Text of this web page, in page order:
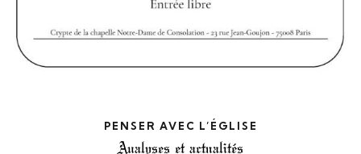
PENSER AVEC L’ÉGLISE
Analyses et actualités